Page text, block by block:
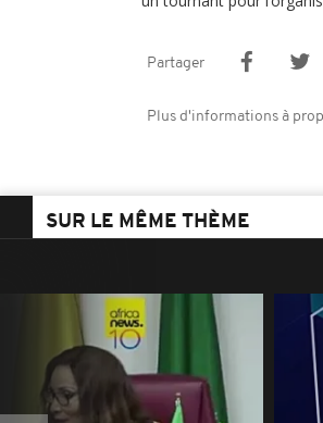
Partager
Plus d'informations à
SUR LE MÊME THÈME